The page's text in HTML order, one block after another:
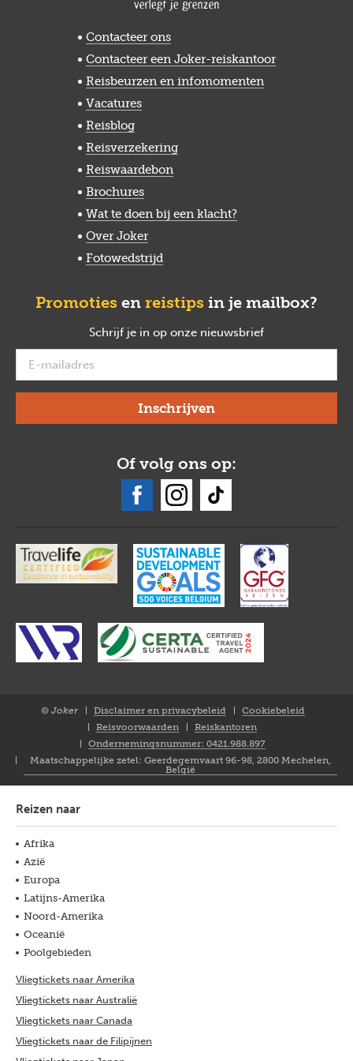
Contacteer ons
Contacteer een Joker-reiskantoor
Reisbeurzen en infomomenten
Vacatures
Reisblog
Reisverzekering
Reiswaardebon
Brochures
Wat te doen bij een klacht?
Over Joker
Fotowedstrijd
Promoties en reistips in je mailbox?
Schrijf je in op onze nieuwsbrief
Of volg ons op:
© Joker
Disclaimer en privacybeleid
Cookiebeleid
Reisvoorwaarden
Reiskantoren
Ondernemingsnummer: 0421.988.897
Maatschappelijke zetel: Geerdegemvaart 96-98, 2800 Mechelen,
België
Reizen naar
Afrika
Azië
Europa
Latijns-Amerika
Noord-Amerika
Oceanië
Poolgebieden
Vliegtickets naar Amerika
Vliegtickets naar Australië
Vliegtickets naar Canada
Vliegtickets naar de Filipijnen